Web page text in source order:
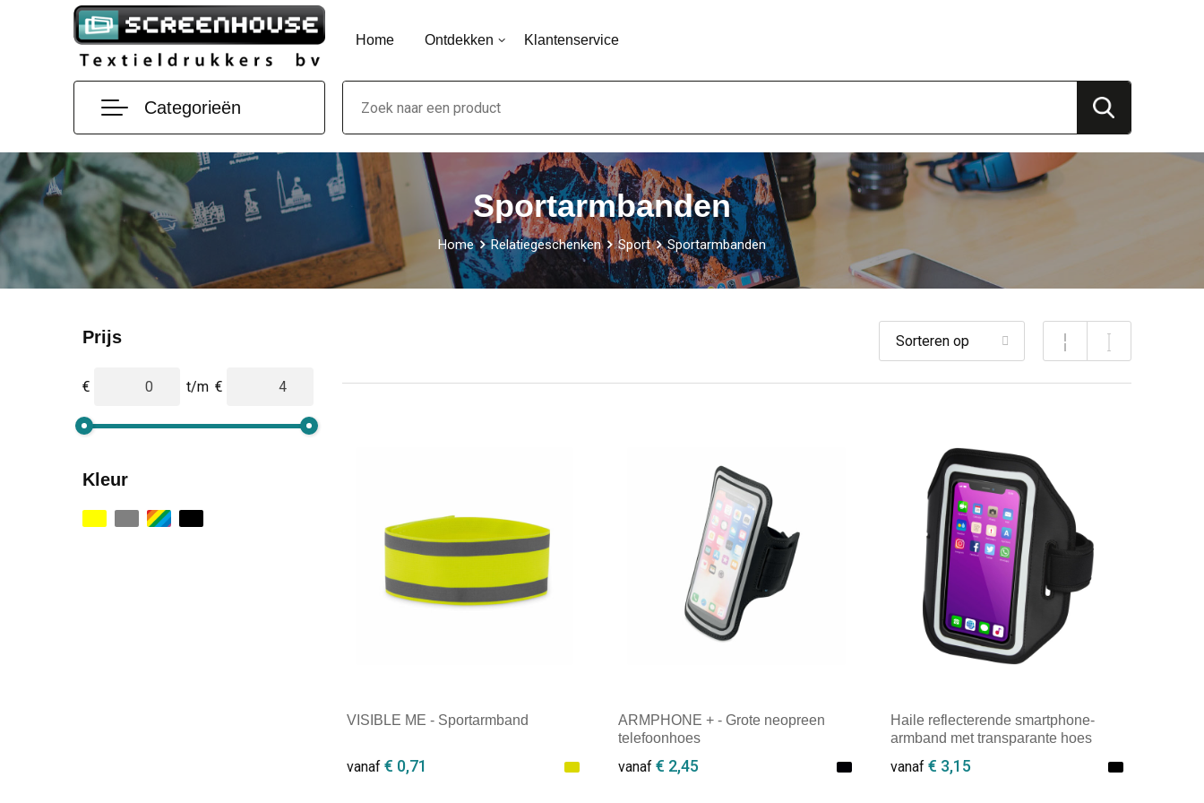
Home Ontdekken Klantenservice
Categorieën
Sportarmbanden
Home Relatiegeschenken Sport Sportarmbanden
Prijs
€ t/m €
Kleur
VISIBLE ME - Sportarmband
vanaf € 0,71
ARMPHONE + - Grote neopreen
telefoonhoes
vanaf€ 2,45
Haile reflecterende smartphone-
armband met transparante hoes
vanaf € 3,15